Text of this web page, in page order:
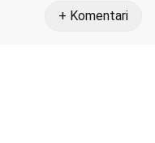
+ Komentari